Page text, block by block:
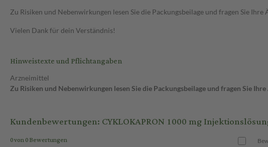
Zu Risiken und Nebenwirkungen lesen Sie die Packungsbeilage und fragen Sie
Vielen Dank für dein Verständnis!
Hinweistexte und Pflichtangaben
Arzneimittel
Zu Risiken und Nebenwirkungen lesen Sie die Packungsbeilage und fragen Sie
Kundenbewertungen: CYKLOKAPRON 1000 mg
0 von 0 Bewertungen